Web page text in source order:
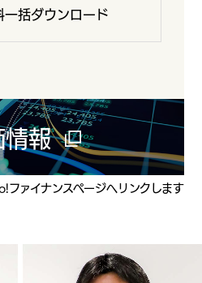
一括ダウンロード
情報
ファイナンスページへリンクします